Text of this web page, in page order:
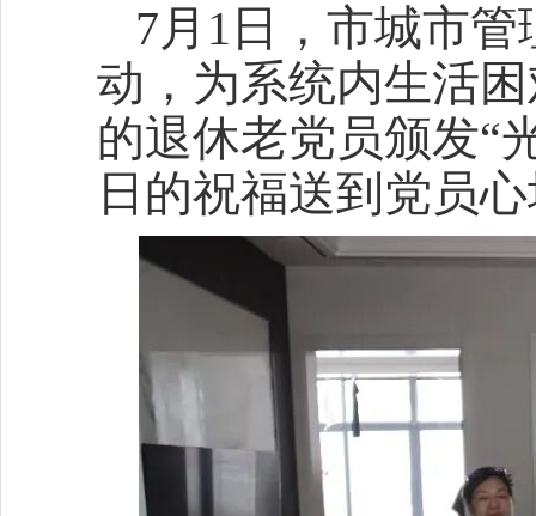
7月1日，市城市
动，为系统内生活
的退休老党员颁发“
日的祝福送到党员